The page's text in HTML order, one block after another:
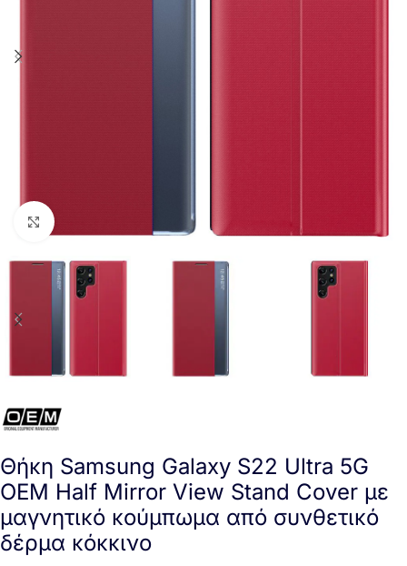
Click to enlarge
Θήκη Samsung Galaxy S22 Ultra 5G
OEM Half Mirror View Stand Cover με
μαγνητικό κούμπωμα από συνθετικό
δέρμα κόκκινο